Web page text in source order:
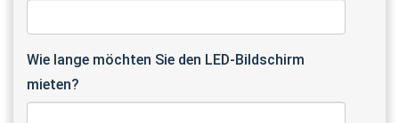
Wie lange möchten Sie den LED-Bildschirm
mieten?